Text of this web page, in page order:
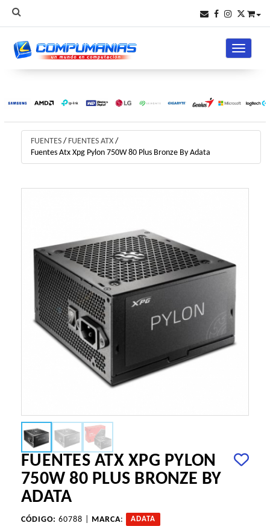
Toggle
FUENTES / FUENTES ATX /
Fuentes Atx Xpg Pylon 750W 80 Plus Bronze By Adata
FUENTES ATX XPG PYLON
750W 80 PLUS BRONZE BY
ADATA
CÓDIGO: 60788 | MARCA: ADATA